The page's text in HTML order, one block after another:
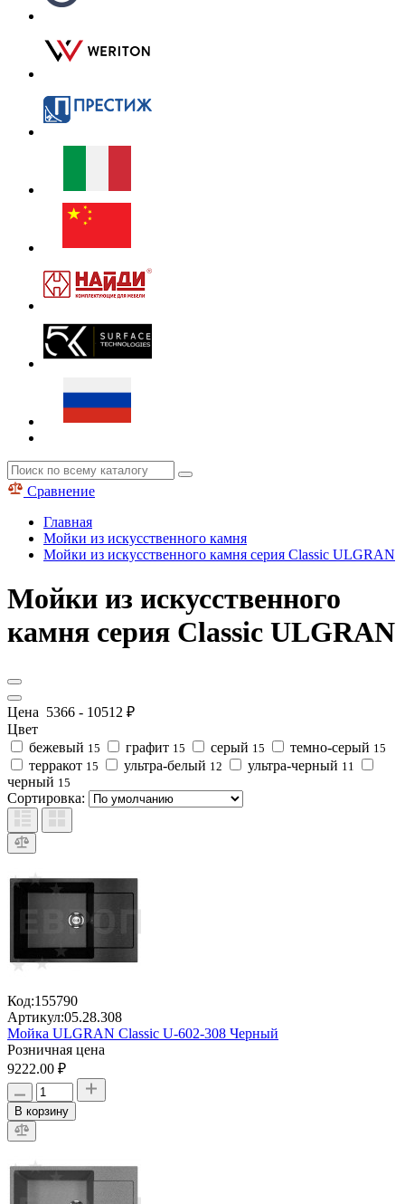
Сравнение
Главная
Мойки из искусственного камня
Мойки из искусственного камня серия Classic ULGRAN
Мойки из искусственного
камня серия Classic ULGRAN
Цена 5366 - 10512 ₽
Цвет
бежевый 15 графит 15 серый 15 темно-серый 15
терракот 15 ультра-белый 12 ультра-черный 11
черный 15
Сортировка:
Код:155790
Артикул:05.28.308
Мойка ULGRAN Classic U-602-308 Черный
Розничная цена
9222.00 ₽
В корзину